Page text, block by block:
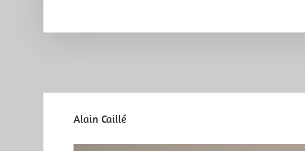
Alain Caillé